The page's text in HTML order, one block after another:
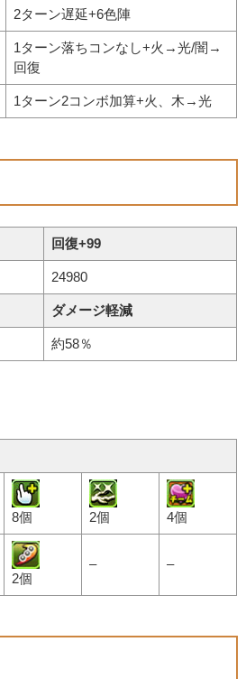
2ターン遅延+6色陣
1ターン落ちコンなし+火→光/闇→
回復
1ターン2コンボ加算+火、木→光
回復+99
24980
ダメージ軽減
約58％
8個 2個 4個
2個
– –